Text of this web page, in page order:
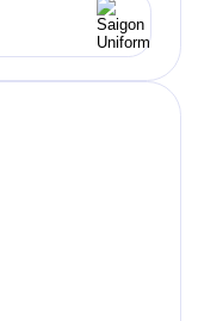
hiệu thể
tại Boston,